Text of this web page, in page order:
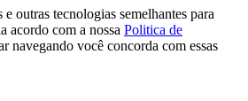
outras tecnologias semelhantes para
acordo com a nossa Politica de
navegando você concorda com essas